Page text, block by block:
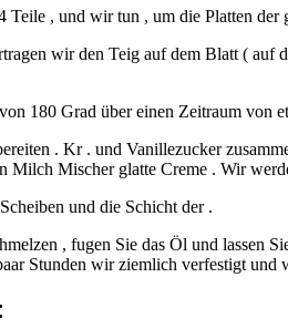
Teile , und wir tun , um die Platten
wir den Teig auf dem Blatt ( auf
180 Grad über einen Zeitraum von
. Kr . und Vanillezucker
Milch Mischer glatte Creme . Wir
und die Schicht der .
, fugen Sie das Öl und lassen
Stunden wir ziemlich verfestigt und